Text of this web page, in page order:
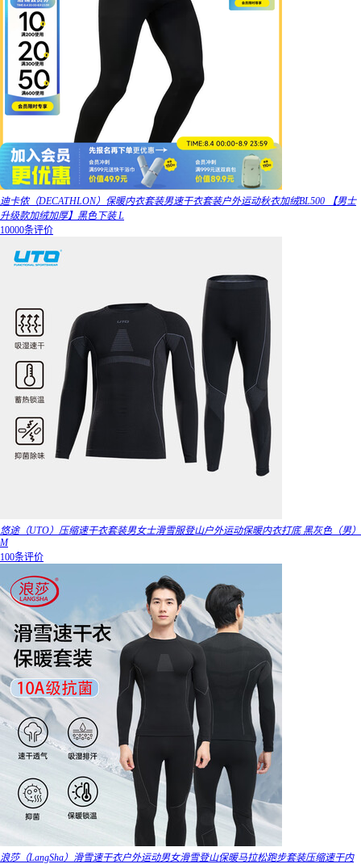
迪卡侬（DECATHLON）保暖内衣套装男速干衣套装户外运动秋衣加绒BL500 【男士
升级款加绒加厚】黑色下装 L
10000条评价
悠途（UTO）压缩速干衣套装男女士滑雪服登山户外运动保暖内衣打底 黑灰色（男）
M
100条评价
浪莎（LangSha）滑雪速干衣户外运动男女滑雪登山保暖马拉松跑步套装压缩速干内